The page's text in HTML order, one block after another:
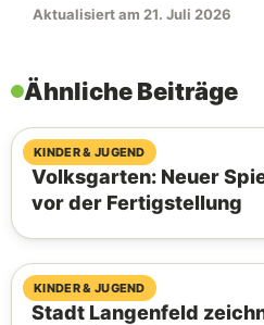
Aktualisiert am 21. Juli 2026
Ähnliche Beiträge
KINDER & JUGEND
31. Juli 2026
Volksgarten: Neuer
vor der Fertigstellung
KINDER & JUGEND
20. Juli 2026
Stadt Langenfeld